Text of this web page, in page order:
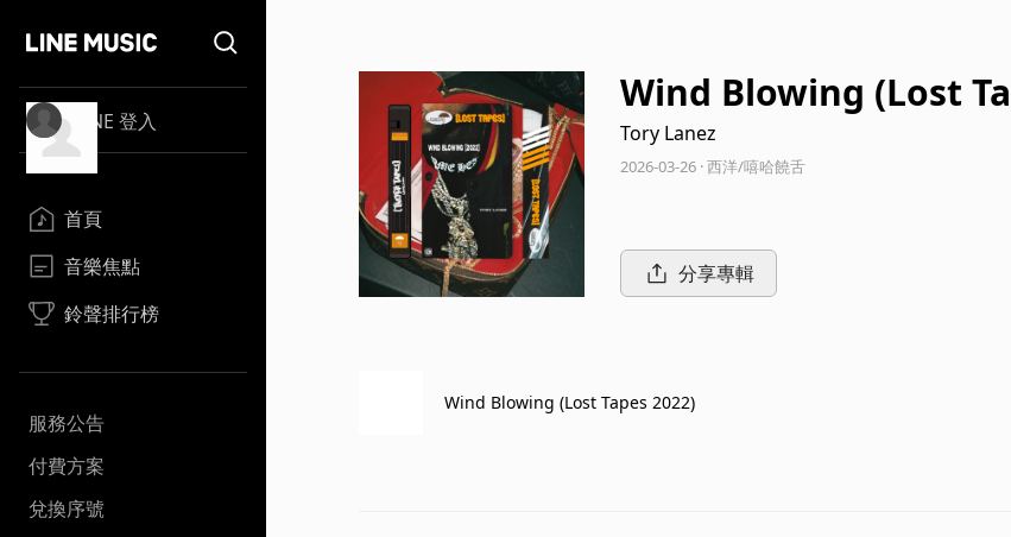
LINE 登入
首頁
音樂焦點
鈴聲排行榜
服務公告
付費方案
兌換序號
Wind Blowing (Lost
Tory Lanez
2026-03-26 · 西洋/嘻哈饒舌
分享專輯
Wind Blowing (Lost Tapes 2022)